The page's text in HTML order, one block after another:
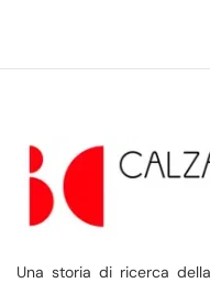
Una storia di ricerca